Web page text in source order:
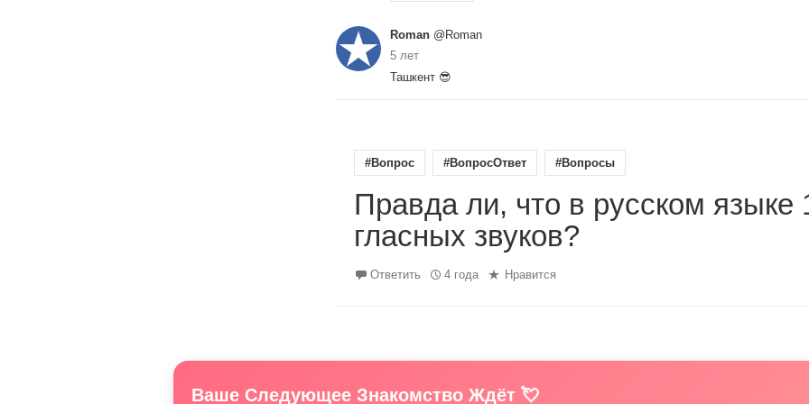
Roman @Roman
5 лет
Ташкент 😎
#Вопрос #ВопросОтвет #Вопросы
Правда ли, что в русском языке
гласных звуков?
Ответить 4 года Нравится
Ваше Следующее Знакомство Ждёт 💘